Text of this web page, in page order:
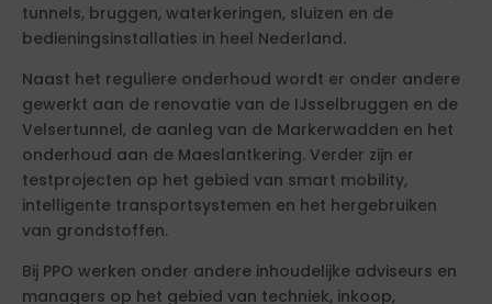
tunnels, bruggen, waterkeringen, sluizen en de
bedieningsinstallaties in heel Nederland.
Naast het reguliere onderhoud wordt er onder andere
gewerkt aan de renovatie van de IJsselbruggen en de
Velsertunnel, de aanleg van de Markerwadden en het
onderhoud aan de Maeslantkering. Verder zijn er
testprojecten op het gebied van smart mobility,
intelligente transportsystemen en het hergebruiken
van grondstoffen.
Bij PPO werken onder andere inhoudelijke adviseurs en
managers op het gebied van techniek, inkoop,